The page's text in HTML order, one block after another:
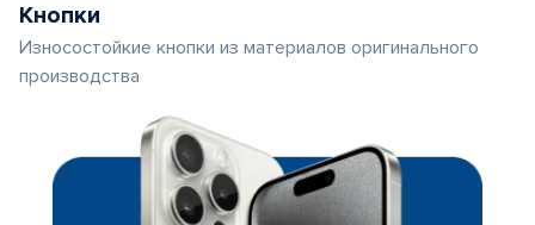
Кнопки
Износостойкие кнопки из материалов оригинального
производства